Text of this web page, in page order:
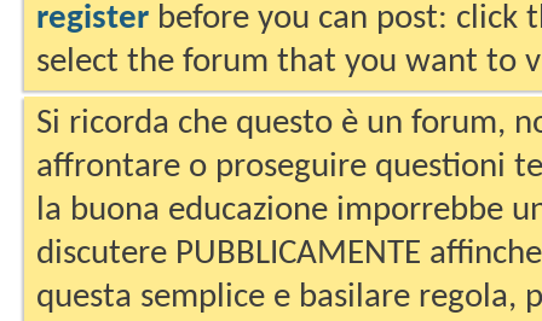
register before you can post: click
select the forum that you want to
Si ricorda che questo è un forum,
affrontare o proseguire questioni
la buona educazione imporrebbe
discutere PUBBLICAMENTE
questa semplice e basilare regola,